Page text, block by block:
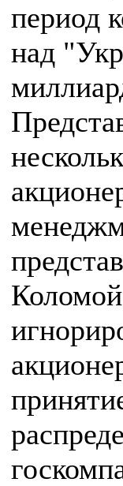
период
над